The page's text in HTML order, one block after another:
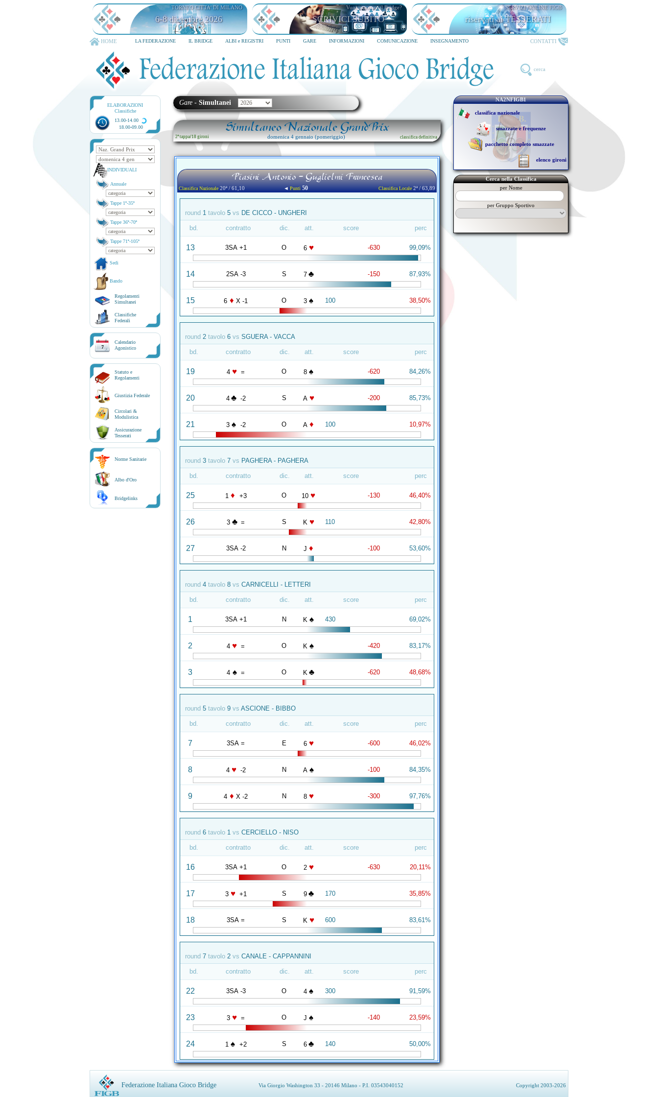
TORNEO CITTA' DI MILANO
6-8 dicembre 2026
Vuoi imparare il Bridge?
SCRIVICI SUBITO
SERVIZI ONLINE FIGB
riservati ai TESSERATI
HOME LA FEDERAZIONE IL BRIDGE ALBI e REGISTRI PUNTI GARE INFORMAZIONI COMUNICAZIONE INSEGNAMENTO CONTATTI
cerca
ELABORAZIONI
Classifiche
13.00-14.00
18.00-09.00
INDIVIDUALI
Annuale
Tappe 1ª-35ª
Tappe 36ª-70ª
Tappe 71ª-105ª
Sedi
Bando
Regolamenti
Simultanei
Classifiche
Federali
7
Calendario
Agonistico
Statuto e
Regolamenti
Giustizia Federale
Circolari &
Modulistica
Assicurazione
Tesserati
Norme Sanitarie
Albo d'Oro
Bridgelinks
Gare - Simultanei
Simultaneo Nazionale GrandPrix
2ª tappa/18 gironi domenica 4 gennaio (pomeriggio) classifica definitiva
Piasini Antonio - Guglielmi Francesca
Classifica Nazionale20ª / 61,10 ◄Punti 50 Classifica Locale2ª / 63,89
round 1 tavolo 5 vs DE CICCO - UNGHERI
bd. contratto dic. att. score perc
13 3SA +1 O 6 ♥ -630 99,09%
14 2SA -3 S 7 ♣ -150 87,93%
15 6 ♦ X -1 O 3 ♠ 100 38,50%
round 2 tavolo 6 vs SGUERA - VACCA
bd. contratto dic. att. score perc
19 4 ♥ = O 8 ♠ -620 84,26%
20 4 ♣ -2 S A ♥ -200 85,73%
21 3 ♠ -2 O A ♦ 100 10,97%
round 3 tavolo 7 vs PAGHERA - PAGHERA
bd. contratto dic. att. score perc
25 1 ♦ +3 O 10 ♥ -130 46,40%
26 3 ♣ = S K ♥ 110 42,80%
27 3SA -2 N J ♦ -100 53,60%
round 4 tavolo 8 vs CARNICELLI - LETTERI
bd. contratto dic. att. score perc
1 3SA +1 N K ♠ 430 69,02%
2 4 ♥ = O K ♠ -420 83,17%
3 4 ♠ = O K ♣ -620 48,68%
round 5 tavolo 9 vs ASCIONE - BIBBO
bd. contratto dic. att. score perc
7 3SA = E 6 ♥ -600 46,02%
8 4 ♥ -2 N A ♠ -100 84,35%
9 4 ♦ X -2 N 8 ♥ -300 97,76%
round 6 tavolo 1 vs CERCIELLO - NISO
bd. contratto dic. att. score perc
16 3SA +1 O 2 ♥ -630 20,11%
17 3 ♥ +1 S 9 ♣ 170 35,85%
18 3SA = S K ♥ 600 83,61%
round 7 tavolo 2 vs CANALE - CAPPANNINI
bd. contratto dic. att. score perc
22 3SA -3 O 4 ♠ 300 91,59%
23 3 ♥ = O J ♠ -140 23,59%
24 1 ♠ +2 S 6 ♣ 140 50,00%
NA2NFIGB1
classifica nazionale
smazzate e frequenze
pacchetto completo smazzate
elenco gironi
Cerca nella Classifica
per Nome
per Gruppo Sportivo
Federazione Italiana Gioco Bridge Via Giorgio Washington 33 - 20146 Milano - P.I. 03543040152 Copyright 2003-2026